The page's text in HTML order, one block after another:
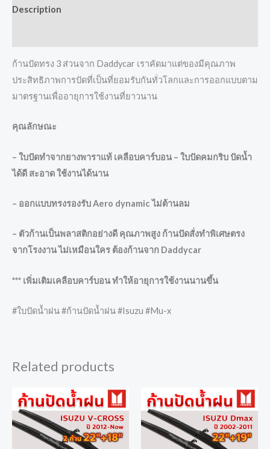
Description
ก้านปัดทรง 3 ส่วนจาก Daddycar เราคัดมาแต่ของมีคุณภาพ
ประสิทธิภาพการปัดที่เป็นที่ยอมรับกันทั่วโลกและการออกแบบตาม
มาตรฐานเพื่ออายุการใช้งานที่ยาวนาน
คุณลักษณะ
– ใบปัดทำจากยางพาราแท้ เคลือบคาร์บอน – ใบปัดคมกริบ ปัดน้ำ
ได้ดี สะอาด ใช้งานได้นาน
– ออกแบบทรงรองรับ Aero dynamic ไม่ต้านลม
– ตัวก้านเป็นพลาสติกอย่างดี คุณภาพสูง ก้านปัดสั่งทำพิเศษตรง
จากโรงงาน ไม่เหมือนใคร ต้องก้านจาก Daddycar
*** เพิ่มเติมเคลือบคาร์บอน ทำให้อายุการใช้งานนานขึ้น
#ใบปัดน้ำฝน #ก้านปัดน้ำฝน #Isuzu #Mu-x
Related products